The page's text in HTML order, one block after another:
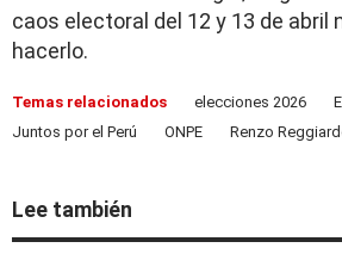
caos electoral del 12 y 13 de abril
hacerlo.
Temas relacionados elecciones 2026
Juntos por el Perú
ONPE Renzo
Lee también